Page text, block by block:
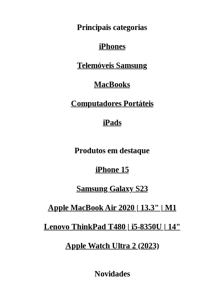
Principais categorias
iPhones
Telemóveis Samsung
MacBooks
Computadores Portáteis
iPads
Produtos em destaque
iPhone 15
Samsung Galaxy S23
Apple MacBook Air 2020 | 13.3" | M1
Lenovo ThinkPad T480 | i5-8350U | 14"
Apple Watch Ultra 2 (2023)
Novidades